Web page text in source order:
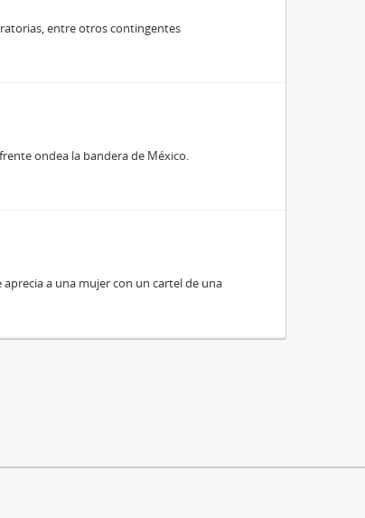
entre otros contingentes
ondea la bandera de México.
a una mujer con un cartel de una